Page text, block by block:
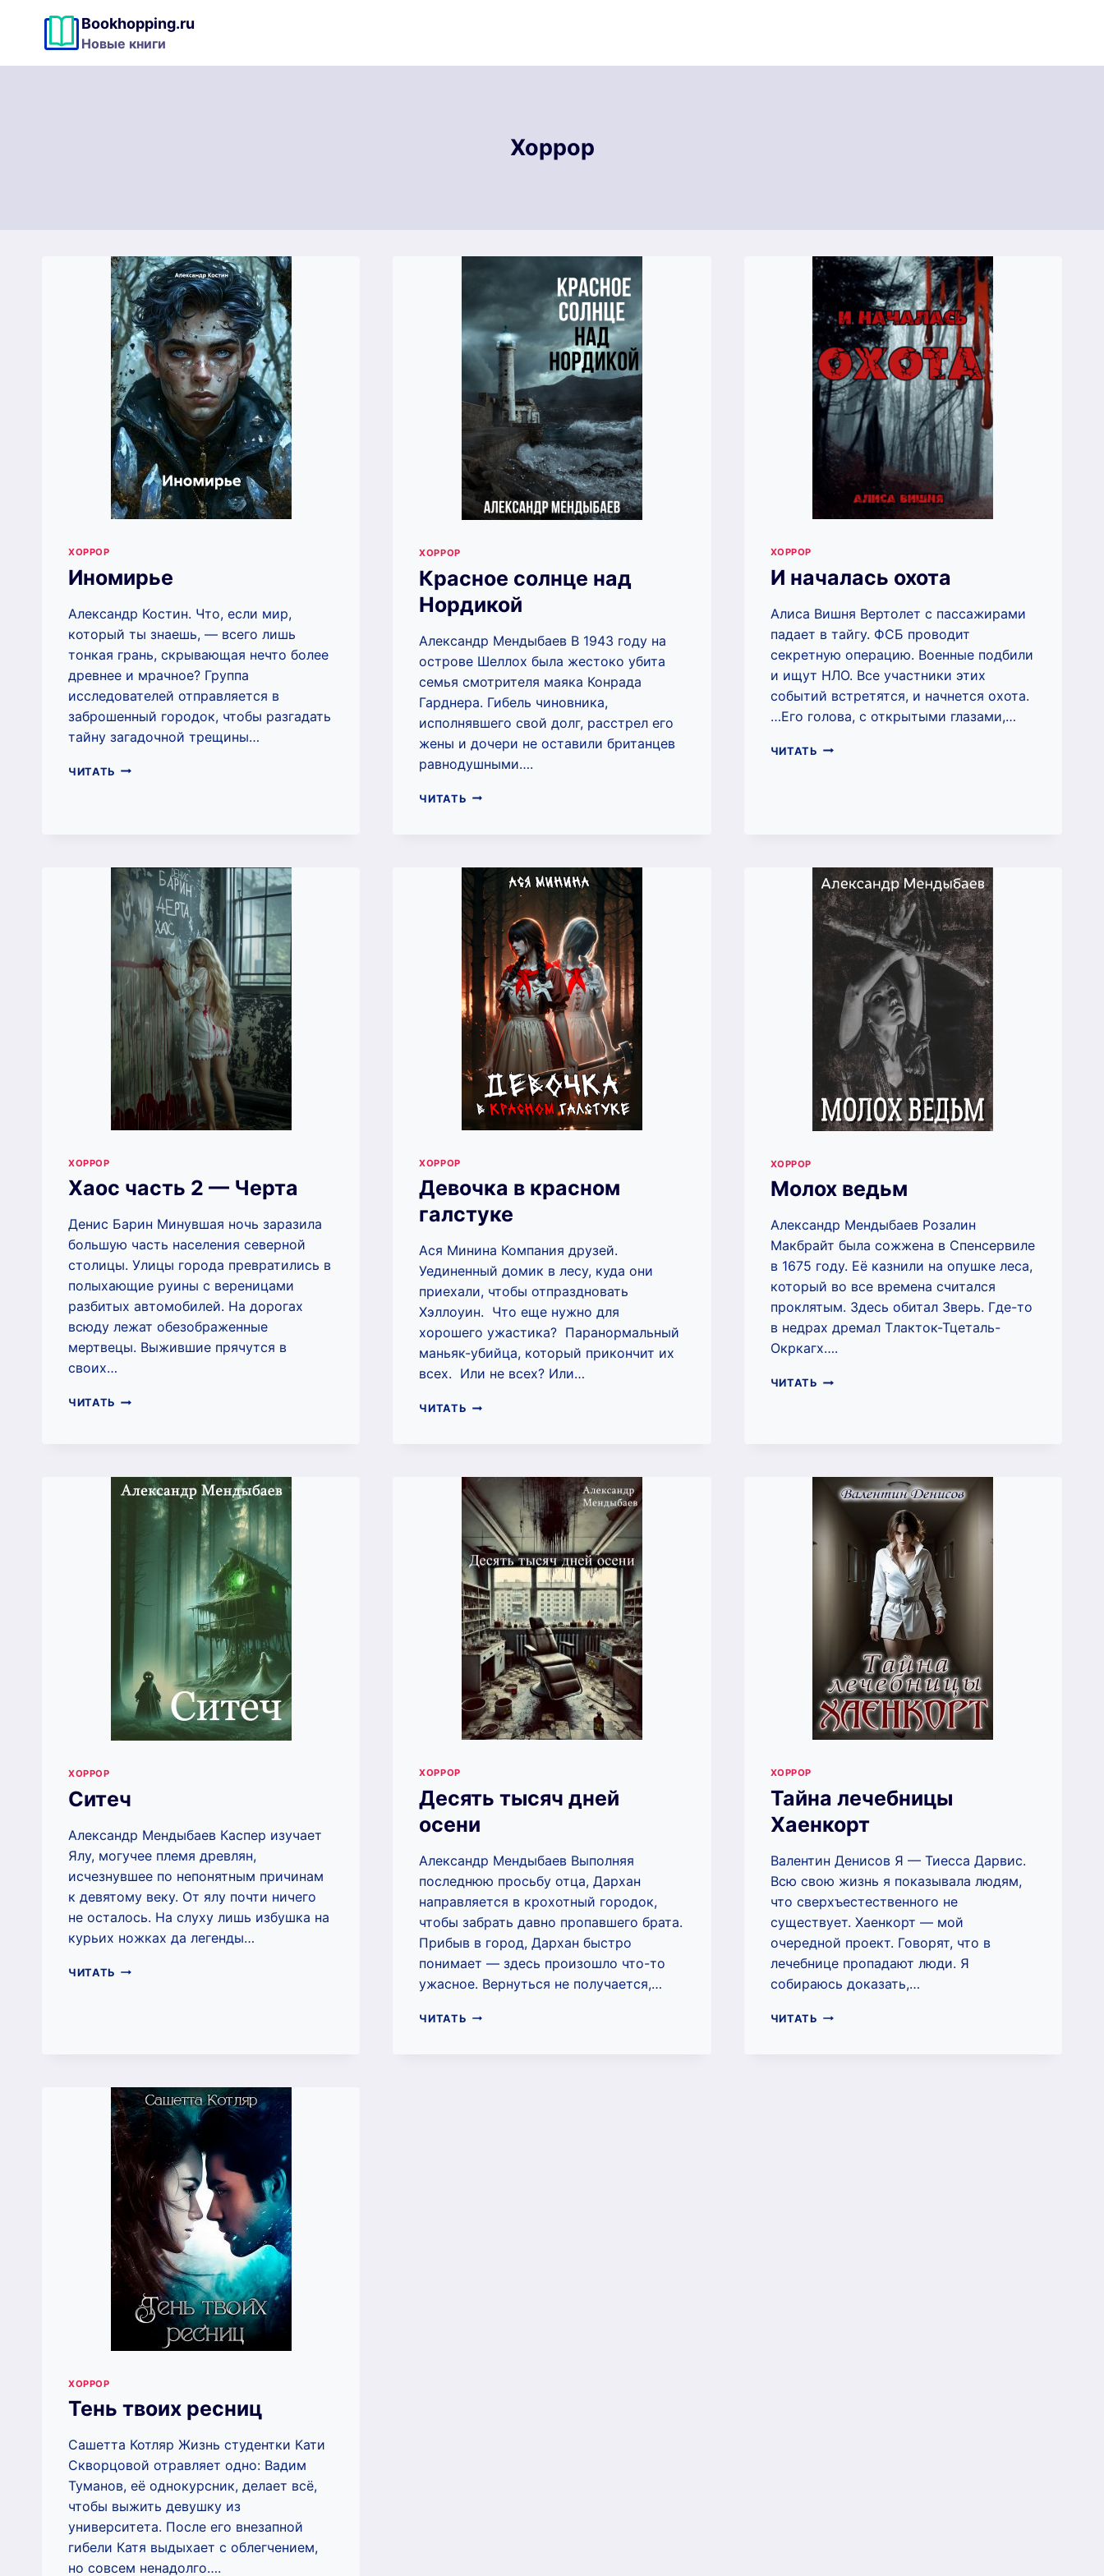
содержимому
Bookhopping.ru
Новые книги
Хоррор
ХОРРОР
Иномирье
Александр Костин. Что, если мир,
который ты знаешь, — всего лишь
тонкая грань, скрывающая нечто более
древнее и мрачное? Группа
исследователей отправляется в
заброшенный городок, чтобы разгадать
тайну загадочной трещины…
ЧИТАТЬ ИНОМИРЬЕ
ХОРРОР
Красное солнце над
Нордикой
Александр Мендыбаев В 1943 году на
острове Шеллох была жестоко убита
семья смотрителя маяка Конрада
Гарднера. Гибель чиновника,
исполнявшего свой долг, расстрел его
жены и дочери не оставили британцев
равнодушными….
ЧИТАТЬ КРАСНОЕ
ХОРРОР
И началась охота
Алиса Вишня Вертолет с пассажирами
падает в тайгу. ФСБ проводит
секретную операцию. Военные подбили
и ищут НЛО. Все участники этих
событий встретятся, и начнется охота.
…Его голова, с открытыми глазами,…
ЧИТАТЬ И
ХОРРОР
Хаос часть 2 — Черта
Денис Барин Минувшая ночь заразила
большую часть населения северной
столицы. Улицы города превратились в
полыхающие руины с вереницами
разбитых автомобилей. На дорогах
всюду лежат обезображенные
мертвецы. Выжившие прячутся в
своих…
ЧИТАТЬ ХАОС
ХОРРОР
Девочка в красном
галстуке
Ася Минина Компания друзей.
Уединенный домик в лесу, куда они
приехали, чтобы отпраздновать
Хэллоуин. Что еще нужно для
хорошего ужастика? Паранормальный
маньяк-убийца, который прикончит их
всех. Или не всех? Или…
ЧИТАТЬ ДЕВОЧКА
ХОРРОР
Молох ведьм
Александр Мендыбаев Розалин
Макбрайт была сожжена в Спенсервиле
в 1675 году. Её казнили на опушке леса,
который во все времена считался
проклятым. Здесь обитал Зверь. Где-то
в недрах дремал Тлакток-Тцеталь-
Окркагх….
ЧИТАТЬ МОЛОХ
ХОРРОР
Ситеч
Александр Мендыбаев Каспер изучает
Ялу, могучее племя древлян,
исчезнувшее по непонятным причинам
к девятому веку. От ялу почти ничего
не осталось. На слуху лишь избушка на
курьих ножках да легенды…
ЧИТАТЬ СИТЕЧ
ХОРРОР
Десять тысяч дней
осени
Александр Мендыбаев Выполняя
последнюю просьбу отца, Дархан
направляется в крохотный городок,
чтобы забрать давно пропавшего брата.
Прибыв в город, Дархан быстро
понимает — здесь произошло что-то
ужасное. Вернуться не получается,…
ЧИТАТЬ ДЕСЯТЬ
ХОРРОР
Тайна лечебницы
Хаенкорт
Валентин Денисов Я — Тиесса Дарвис.
Всю свою жизнь я показывала людям,
что сверхъестественного не
существует. Хаенкорт — мой
очередной проект. Говорят, что в
лечебнице пропадают люди. Я
собираюсь доказать,…
ЧИТАТЬ ТАЙНА
ХОРРОР
Тень твоих ресниц
Сашетта Котляр Жизнь студентки Кати
Скворцовой отравляет одно: Вадим
Туманов, её однокурсник, делает всё,
чтобы выжить девушку из
университета. После его внезапной
гибели Катя выдыхает с облегчением,
но совсем ненадолго….